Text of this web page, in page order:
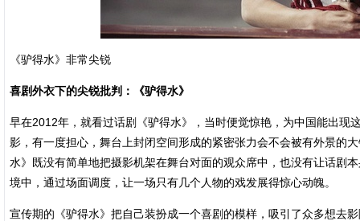
《驴得水》非常尖锐
喜剧外衣下的尖锐批判：《驴得水》
早在2012年，就看过话剧《驴得水》，当时便觉惊艳，为中国能出现
影，有一度担心，舞台上封闭空间形成的紧密张力会不会被有外景的
水》既没有简单地把摄影机架在舞台对面的观众席中，也没有让话剧
境中，通过场面调度，让一场只有几个人物的戏发展得惊心动魄。
宣传期的《驴得水》把自己装扮成一个喜剧的模样，吸引了众多想去